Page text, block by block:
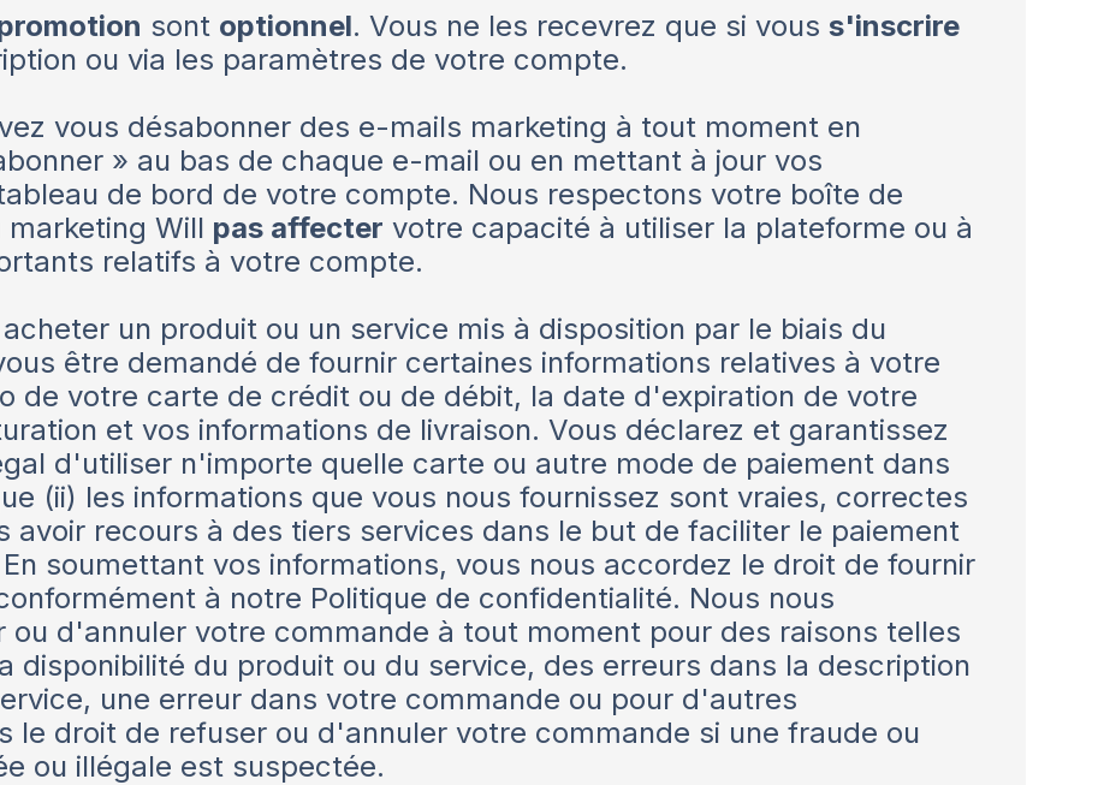
sont optionnel. Vous ne les recevrez que si vous s'inscrire
ou via les paramètres de votre compte.
vous désabonner des e-mails marketing à tout moment en
» au bas de chaque e-mail ou en mettant à jour vos
de bord de votre compte. Nous respectons votre boîte de
Will pas affecter votre capacité à utiliser la plateforme ou à
relatifs à votre compte.
un produit ou un service mis à disposition par le biais du
être demandé de fournir certaines informations relatives à votre
de votre carte de crédit ou de débit, la date d'expiration de votre
et vos informations de livraison. Vous déclarez et garantissez
d'utiliser n'importe quelle carte ou autre mode de paiement dans
(ii) les informations que vous nous fournissez sont vraies, correctes
avoir recours à des tiers services dans le but de faciliter le paiement
soumettant vos informations, vous nous accordez le droit de fournir
à notre Politique de confidentialité. Nous nous
ou d'annuler votre commande à tout moment pour des raisons telles
disponibilité du produit ou du service, des erreurs dans la description
une erreur dans votre commande ou pour d'autres
le droit de refuser ou d'annuler votre commande si une fraude ou
ou illégale est suspectée.